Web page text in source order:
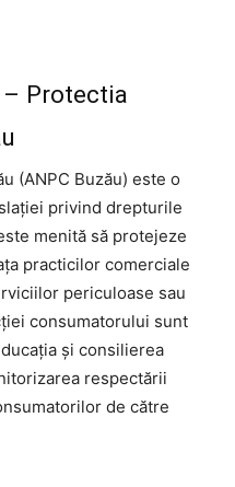
– Protectia
(ANPC Buzău) este o
privind drepturile
menită să protejeze
practicilor comerciale
periculoase sau
consumatorului sunt
și consilierea
respectării
de către